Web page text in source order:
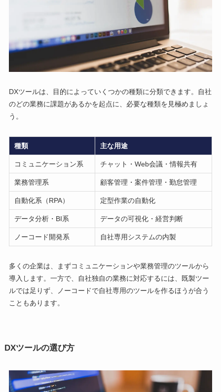
DXツールは、目的によっていくつかの種類に分類できます。自社
のどの業務に課題があるかを起点に、必要な種類を見極めましょ
う。
種類 主な用途
コミュニケーション系 チャット・Web会議・情報共有
業務管理系 顧客管理・案件管理・勤怠管理
自動化系（RPA） 定型作業の自動化
データ分析・BI系 データの可視化・経営判断
ノーコード開発系 自社専用システムの内製
多くの企業は、まずコミュニケーションや業務管理のツールから
導入します。一方で、自社独自の業務に対応するには、既製ツー
ルでは足りず、ノーコードで自社専用のツールを作るほうが合う
こともあります。
DXツールの選び方